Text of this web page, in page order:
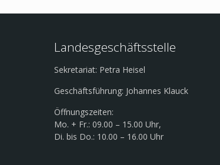
Landesgeschäftsstelle
Sekretariat: Petra Heisel
Geschäftsführung: Johannes Klauck
Öffnungszeiten:
Mo. + Fr.: 09.00 – 15.00 Uhr,
Di. bis Do.: 10.00 – 16.00 Uhr